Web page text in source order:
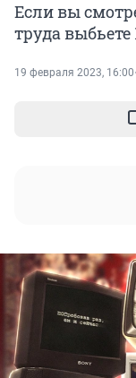
Если вы
труда выбьете
19 февраля 2023, 16:00